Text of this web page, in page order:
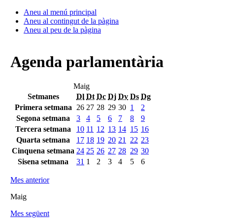
Aneu al menú principal
Aneu al contingut de la pàgina
Aneu al peu de la pàgina
Agenda parlamentària
Maig
Setmanes
Dl Dt Dc Dj Dv Ds Dg
Primera setmana
26 27 28 29 30 1
2
Segona setmana
3 4 5 6 7 8
9
Tercera setmana
10 11 12 13 14 15 16
Quarta setmana
17 18 19 20 21 22 23
Cinquena setmana 24 25 26 27 28 29 30
Sisena setmana
31 1 2 3 4 5 6
Mes anterior
Maig
Mes següent